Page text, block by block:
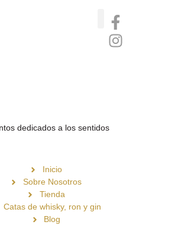
dedicados a los sentidos
Inicio
Sobre Nosotros
Tienda
Catas de whisky, ron y gin
Blog